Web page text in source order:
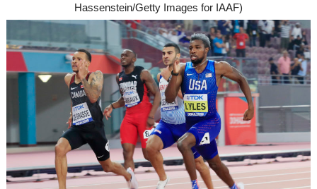
Hassenstein/Getty Images for IAAF)